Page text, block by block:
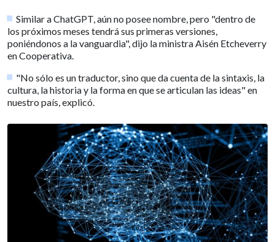
Similar a ChatGPT, aún no posee nombre, pero "dentro de
los próximos meses tendrá sus primeras versiones,
poniéndonos a la vanguardia", dijo la ministra Aisén Etcheverry
en Cooperativa.
"No sólo es un traductor, sino que da cuenta de la sintaxis, la
cultura, la historia y la forma en que se articulan las ideas" en
nuestro país, explicó.